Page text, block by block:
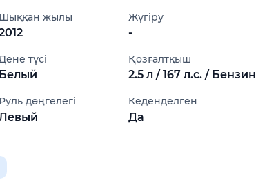
Шыққан жылы Жүгіру
-
түсі
Белый
Қозғалтқыш
2.5 л / 167 л.с. / Бензин
Руль дөңгелегі Кеденделген
Да